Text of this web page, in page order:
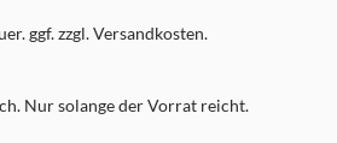
ggf. zzgl. Versandkosten.
Nur solange der Vorrat reicht.